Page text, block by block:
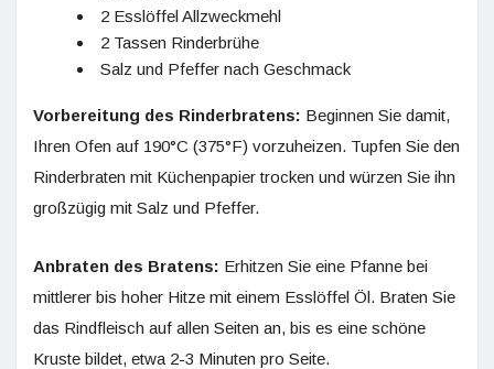
2 Esslöffel Allzweckmehl
2 Tassen Rinderbrühe
Salz und Pfeffer nach Geschmack
Vorbereitung des Rinderbratens: Beginnen Sie damit,
Ihren Ofen auf 190°C (375°F) vorzuheizen. Tupfen Sie den
Rinderbraten mit Küchenpapier trocken und würzen Sie ihn
großzügig mit Salz und Pfeffer.
Anbraten des Bratens: Erhitzen Sie eine Pfanne bei
mittlerer bis hoher Hitze mit einem Esslöffel Öl. Braten Sie
das Rindfleisch auf allen Seiten an, bis es eine schöne
Kruste bildet, etwa 2-3 Minuten pro Seite.